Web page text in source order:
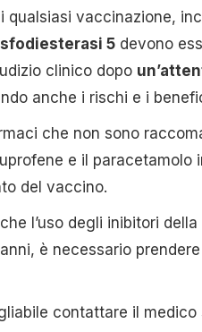
qualsiasi vaccinazione,
5 devono
clinico dopo
anche i rischi e i
che non sono
e il
del vaccino.
l’uso degli inibitori
è necessario
contattare il